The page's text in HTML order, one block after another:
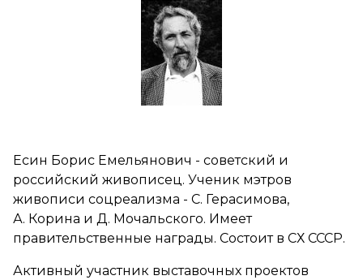
Есин Борис Емельянович - советский и
российский живописец. Ученик мэтров
живописи соцреализма - С. Герасимова,
А. Корина и Д. Мочальского. Имеет
правительственные награды. Состоит в СХ СССР.
Активный участник выставочных проектов